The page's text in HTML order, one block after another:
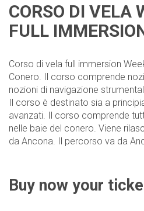
CORSO DI VELA
FULL
Corso di vela full immersion
Conero. Il corso comprende
nozioni di navigazione
Il corso è destinato sia a
avanzati. Il corso comprende
nelle baie del conero. Viene
da Ancona. Il percorso va da
Buy now your